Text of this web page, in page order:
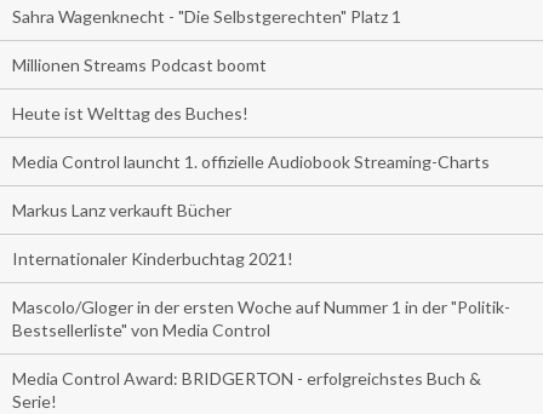
Sahra Wagenknecht - "Die Selbstgerechten" Platz 1
Millionen Streams Podcast boomt
Heute ist Welttag des Buches!
Media Control launcht 1. offizielle Audiobook Streaming-Charts
Markus Lanz verkauft Bücher
Internationaler Kinderbuchtag 2021!
Mascolo/Gloger in der ersten Woche auf Nummer 1 in der "Politik-
Bestsellerliste" von Media Control
Media Control Award: BRIDGERTON - erfolgreichstes Buch &
Serie!